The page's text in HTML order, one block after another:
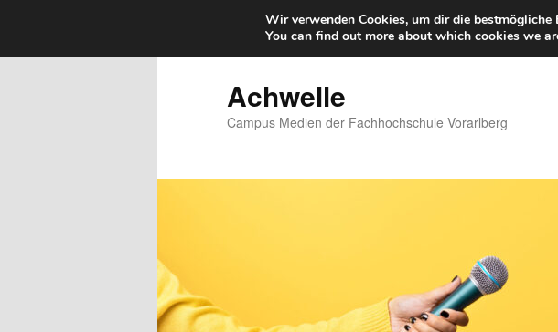
primären
Achwelle
Campus Medien der Fachhochschule Vorarlberg
Wir verwenden Cookies, um dir die
You can find out more about which cookies we